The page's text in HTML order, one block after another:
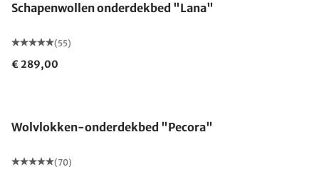
Schapenwollen onderdekbed "Lana"
(55)
€ 289,00
Wolvlokken-onderdekbed "Pecora"
(70)